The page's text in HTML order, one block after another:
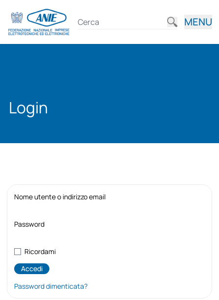
MENU
Login
Nome utente o indirizzo email
Password
Ricordami
Password dimenticata?